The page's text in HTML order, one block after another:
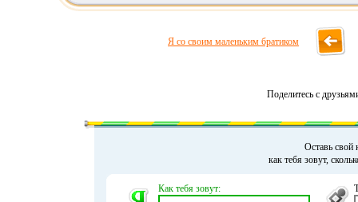
Я со своим маленьким братиком
Поделитесь с
Оставь свой
как тебя зовут,
Как тебя зовут: